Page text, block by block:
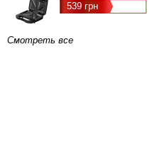
539 грн
Смотреть все